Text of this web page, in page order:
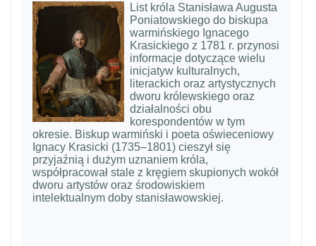
List króla Stanisława Augusta
Poniatowskiego do biskupa
warmińskiego Ignacego
Krasickiego z 1781 r. przynosi
informacje dotyczące wielu
inicjatyw kulturalnych,
literackich oraz artystycznych
dworu królewskiego oraz
działalności obu
korespondentów w tym
okresie. Biskup warmiński i poeta oświeceniowy
Ignacy Krasicki (1735–1801) cieszył się
przyjaźnią i dużym uznaniem króla,
współpracował stale z kręgiem skupionych wokół
dworu artystów oraz środowiskiem
intelektualnym doby stanisławowskiej.